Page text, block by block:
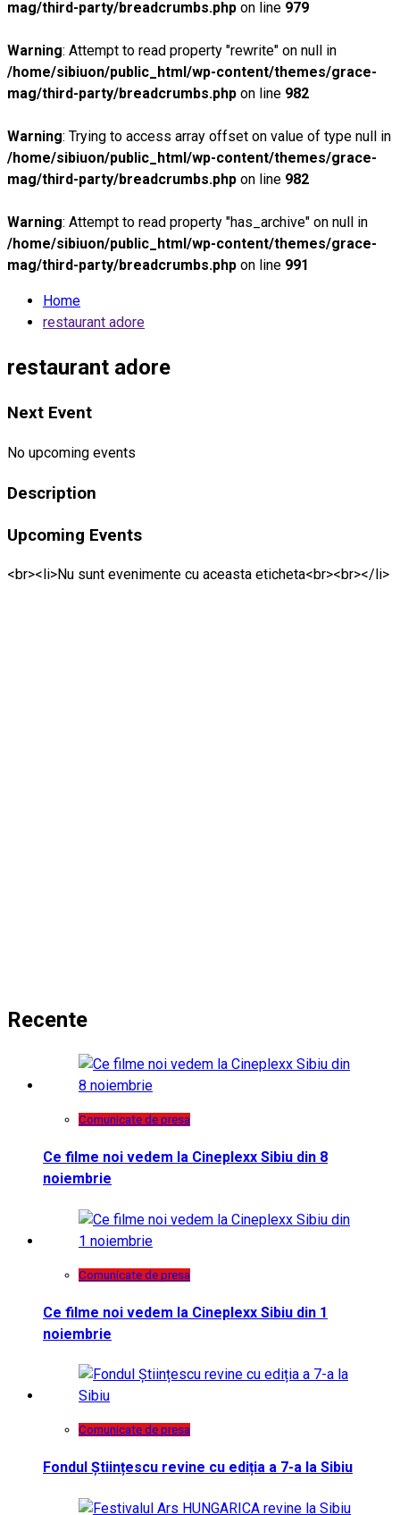
mag/third-party/breadcrumbs.php on line 979
Warning: Attempt to read property "rewrite" on null in
/home/sibiuon/public_html/wp-content/themes/grace-
mag/third-party/breadcrumbs.php on line 982
Warning: Trying to access array offset on value of type null in
/home/sibiuon/public_html/wp-content/themes/grace-
mag/third-party/breadcrumbs.php on line 982
Warning: Attempt to read property "has_archive" on null in
/home/sibiuon/public_html/wp-content/themes/grace-
mag/third-party/breadcrumbs.php on line 991
Home
restaurant adore
restaurant adore
Next Event
No upcoming events
Description
Upcoming Events
<br><li>Nu sunt evenimente cu aceasta eticheta<br><br></li>
Recente
Comunicate de presa
Ce filme noi vedem la Cineplexx Sibiu din 8
noiembrie
Comunicate de presa
Ce filme noi vedem la Cineplexx Sibiu din 1
noiembrie
Comunicate de presa
Fondul Științescu revine cu ediția a 7-a la Sibiu